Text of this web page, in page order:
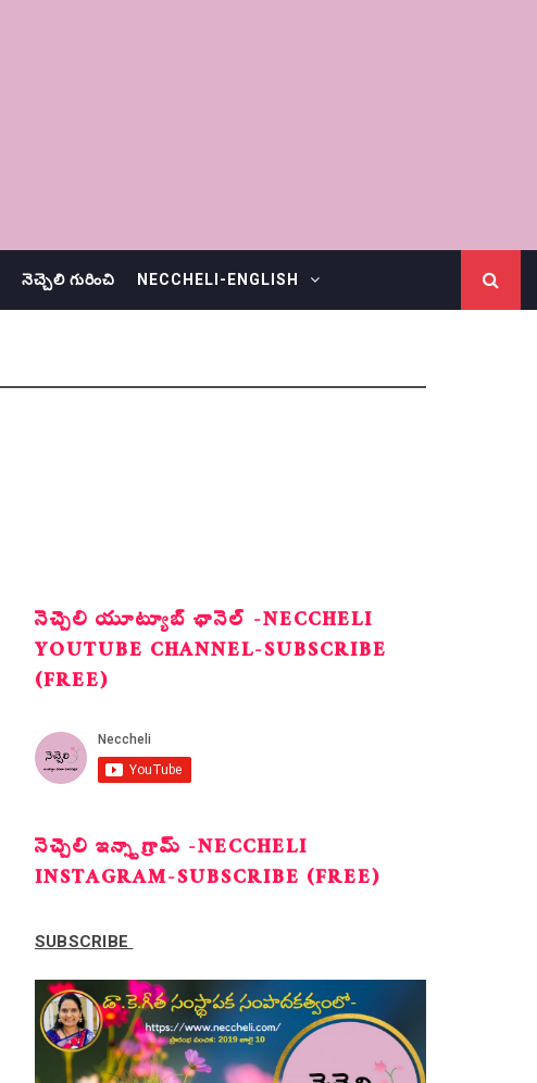
నెచ్చెలి గురించి NECCHELI-ENGLISH
నెచ్చెలి యూట్యూబ్ ఛానెల్ -NECCHELI
YOUTUBE CHANNEL-SUBSCRIBE
(FREE)
నెచ్చెలి ఇన్స్టాగ్రామ్ -NECCHELI
INSTAGRAM-SUBSCRIBE (FREE)
SUBSCRIBE